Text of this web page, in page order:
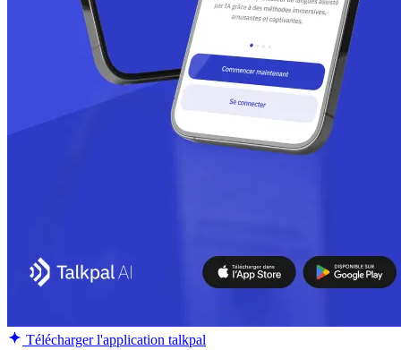
Télécharger l'application talkpal